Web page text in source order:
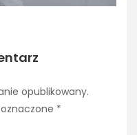
opublikowany.
*